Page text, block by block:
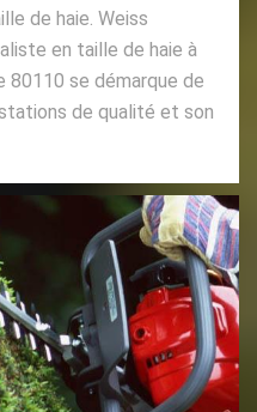
de haie. Weiss
en taille de haie à
80110 se démarque de
de qualité et son